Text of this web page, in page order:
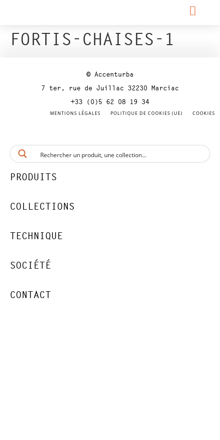
FORTIS-CHAISES-1
© Accenturba
7 ter, rue de Juillac 32230 Marciac
+33 (0)5 62 08 19 34
MENTIONS LÉGALES POLITIQUE DE COOKIES (UE) COOKIES
PRODUITS
COLLECTIONS
TECHNIQUE
SOCIÉTÉ
CONTACT